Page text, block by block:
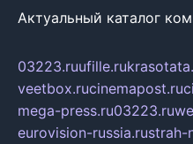
Актуальный каталог
03223.ruufille.ru
veetbox.rucinemapost.ru
mega-press.ru03223.ru
eurovision-russia.rustrah-